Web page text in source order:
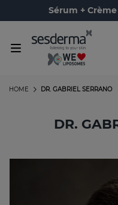
Sérum +
DR. GABRIEL SERRANO
HOME
DR.